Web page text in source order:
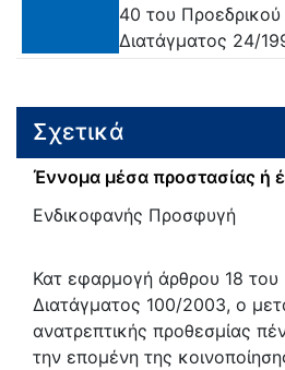
40 του Προεδρικού
Διατάγματος 24/
Σχετικά
Έννομα μέσα προστασίας ή
Ενδικοφανής Προσφυγή
Κατ εφαρμογή άρθρου 18 του
Διατάγματος 100/2003, ο
ανατρεπτικής προθεσμίας
την επομένη της